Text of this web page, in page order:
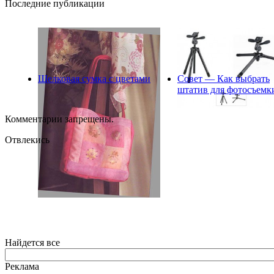
Последние публикации
Шелковая сумка с цветами
Совет — Как выбрать
штатив для
Комментарии запрещены.
Отвлекись
Найдется все
Реклама